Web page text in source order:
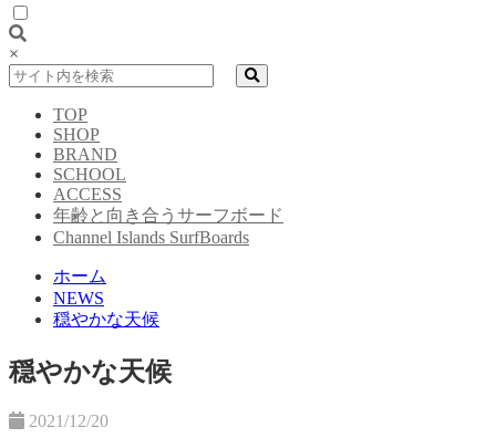
×
TOP
SHOP
BRAND
SCHOOL
ACCESS
年齢と向き合うサーフボード
Channel Islands SurfBoards
ホーム
NEWS
穏やかな天候
穏やかな天候
2021/12/20